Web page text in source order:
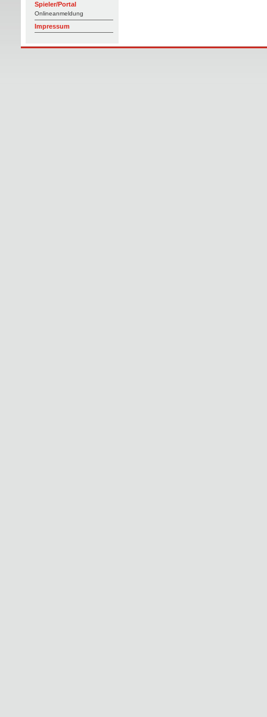
Spieler/Portal
Onlineanmeldung
Impressum